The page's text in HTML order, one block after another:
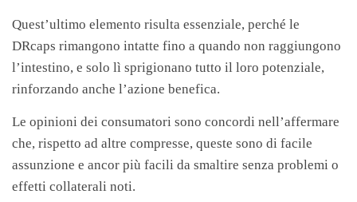
Quest’ultimo elemento risulta essenziale, perché le
DRcaps rimangono intatte fino a quando non raggiungono
l’intestino, e solo lì sprigionano tutto il loro potenziale,
rinforzando anche l’azione benefica.
Le opinioni dei consumatori sono concordi nell’affermare
che, rispetto ad altre compresse, queste sono di facile
assunzione e ancor più facili da smaltire senza problemi o
effetti collaterali noti.